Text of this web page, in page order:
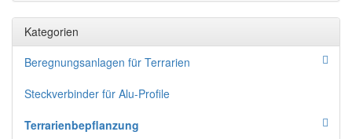
Kategorien
Beregnungsanlagen für Terrarien
Steckverbinder für Alu-Profile
Terrarienbepflanzung